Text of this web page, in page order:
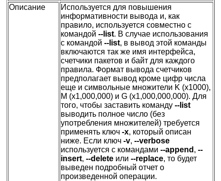
Описание
Используется для повышения
информативности вывода и, как
правило, используется совместно с
командой --list. В случае использования
с командой --list, в вывод этой команды
включаются так же имя интерфейса,
счетчики пакетов и байт для каждого
правила. Формат вывода счетчиков
предполагает вывод кроме цифр числа
еще и символьные множители K (x1000),
M (x1,000,000) и G (x1,000,000,000). Для
того, чтобы заставить команду --list
выводить полное число (без
употребления множителей) требуется
применять ключ -x, который описан
ниже. Если ключ -v, --verbose
используется с командами --append , --
insert, --delete или --replace, то будет
выведен подробный отчет о
произведенной операции.